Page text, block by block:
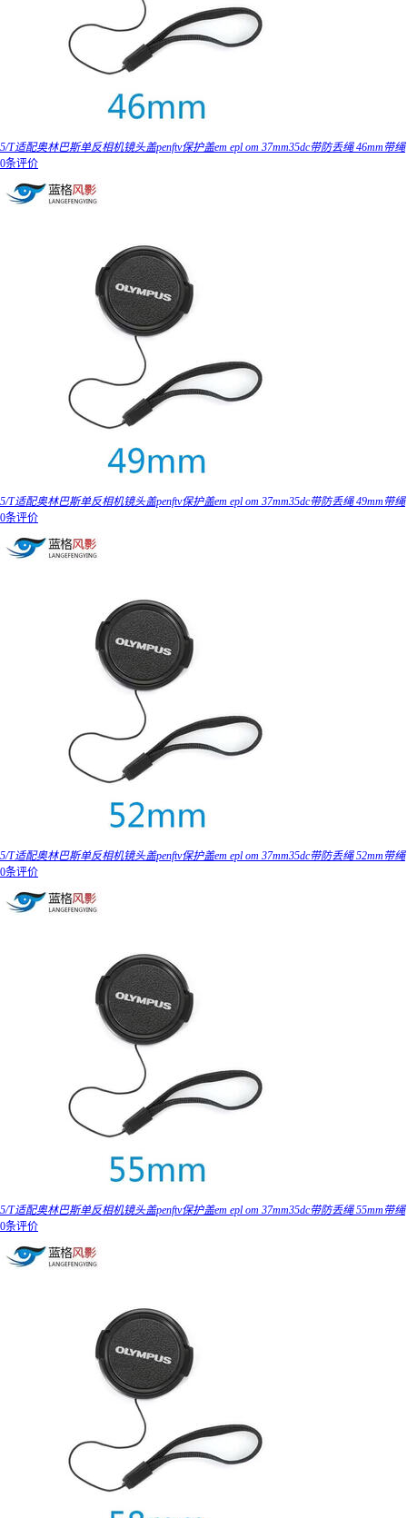
5/T适配奥林巴斯单反相机镜头盖penftv保护盖em epl om 37mm35dc带防丢绳 46mm带绳
0条评价
5/T适配奥林巴斯单反相机镜头盖penftv保护盖em epl om 37mm35dc带防丢绳 49mm带绳
0条评价
5/T适配奥林巴斯单反相机镜头盖penftv保护盖em epl om 37mm35dc带防丢绳 52mm带绳
0条评价
5/T适配奥林巴斯单反相机镜头盖penftv保护盖em epl om 37mm35dc带防丢绳 55mm带绳
0条评价